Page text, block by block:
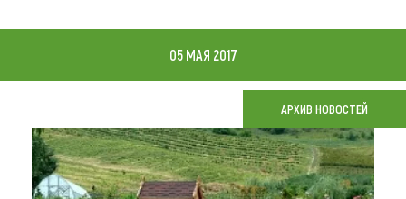
Что привезти (сувениры)
О регионе
05 МАЯ 2017
АРХИВ НОВОСТЕЙ